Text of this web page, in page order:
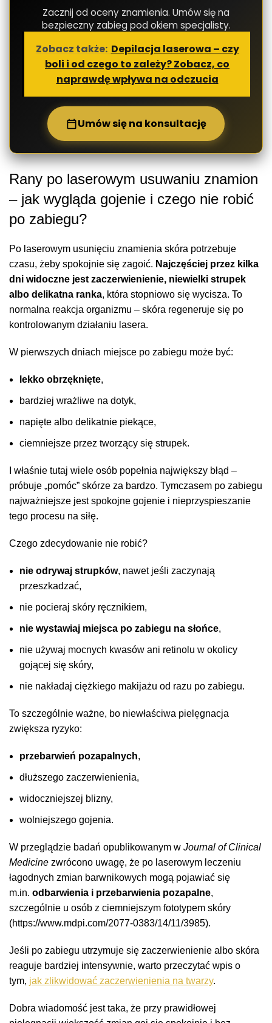
Zacznij od oceny znamienia. Umów się na
bezpieczny zabieg pod okiem specjalisty.
Zobacz także: Depilacja laserowa – czy
boli i od czego to zależy? Zobacz, co
naprawdę wpływa na odczucia
Umów się na konsultację
Rany po laserowym usuwaniu znamion
– jak wygląda gojenie i czego nie robić
po zabiegu?
Po laserowym usunięciu znamienia skóra potrzebuje
czasu, żeby spokojnie się zagoić. Najczęściej przez kilka
dni widoczne jest zaczerwienienie, niewielki strupek
albo delikatna ranka, która stopniowo się wycisza. To
normalna reakcja organizmu – skóra regeneruje się po
kontrolowanym działaniu lasera.
W pierwszych dniach miejsce po zabiegu może być:
lekko obrzęknięte,
bardziej wrażliwe na dotyk,
napięte albo delikatnie piekące,
ciemniejsze przez tworzący się strupek.
I właśnie tutaj wiele osób popełnia największy błąd –
próbuje „pomóc” skórze za bardzo. Tymczasem po zabiegu
najważniejsze jest spokojne gojenie i nieprzyspieszanie
tego procesu na siłę.
Czego zdecydowanie nie robić?
nie odrywaj strupków, nawet jeśli zaczynają
przeszkadzać,
nie pocieraj skóry ręcznikiem,
nie wystawiaj miejsca po zabiegu na słońce,
nie używaj mocnych kwasów ani retinolu w okolicy
gojącej się skóry,
nie nakładaj ciężkiego makijażu od razu po zabiegu.
To szczególnie ważne, bo niewłaściwa pielęgnacja
zwiększa ryzyko:
przebarwień pozapalnych,
dłuższego zaczerwienienia,
widoczniejszej blizny,
wolniejszego gojenia.
W przeglądzie badań opublikowanym w Journal of Clinical
Medicine zwrócono uwagę, że po laserowym leczeniu
łagodnych zmian barwnikowych mogą pojawiać się
m.in. odbarwienia i przebarwienia pozapalne,
szczególnie u osób z ciemniejszym fototypem skóry
(https://www.mdpi.com/2077-0383/14/11/3985).
Jeśli po zabiegu utrzymuje się zaczerwienienie albo skóra
reaguje bardziej intensywnie, warto przeczytać wpis o
tym, jak zlikwidować zaczerwienienia na twarzy.
Dobra wiadomość jest taka, że przy prawidłowej